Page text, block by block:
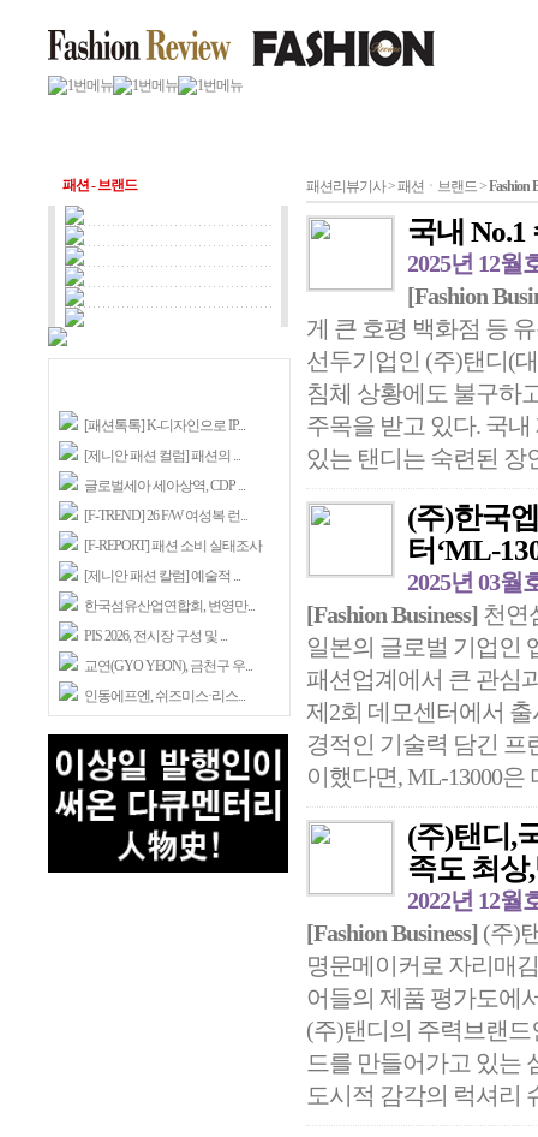
패션 - 브랜드
[패션톡톡] K-디자인으로 IP...
[제니안 패션 컬럼] 패션의 ...
글로벌세아 세아상역, CDP ...
[F-TREND] 26 F/W 여성복 런...
[F-REPORT] 패션 소비 실태조사
[제니안 패션 칼럼] 예술적 ...
한국섬유산업연합회, 변영만...
PIS 2026, 전시장 구성 및 ...
교연(GYO YEON), 금천구 우...
인동에프엔, 쉬즈미스·리스...
패션리뷰기사 > 패션ㆍ브랜드 >Fashion
국내
2025년 12월
[Fashion
게 큰 호평 백화점 등
선두기업인 (주)탠디(
침체 상황에도 불구하
주목을 받고 있다. 국
있는 탠디는 숙련된 장
(주)한국
터‘ML-
2025년 03월
[Fashion Business] 천연
일본의 글로벌 기업인
패션업계에서 큰 관심
제2회 데모센터에서
경적인 기술력 담긴 프
이했다면, ML-13000은
(주)탠디,
족도 최상
2022년 12월
[Fashion Business] (주)
명문메이커로 자리매
어들의 제품 평가도에
(주)탠디의 주력브랜
드를 만들어가고 있는
도시적 감각의 럭셔리